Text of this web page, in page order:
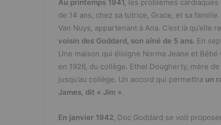
c
e
b
o
o
k
itt
er
ta
g
er
Au printemps 1941, les problèmes cardiaques
de 14 ans, chez sa tutrice, Grace, et sa
Van Nuys, appartenant à Ana. C’est là qu’elle
voisin des Goddard, son aîné de 5 ans. En
Une maison qui éloigne Norma Jeane et
en 1926, du collège. Ethel Dougherty, mère
jusqu’au collège. Un accord qui permettra un
James, dit « Jim ».
En janvier 1942, Doc Goddard se voit